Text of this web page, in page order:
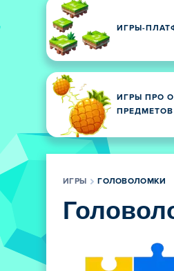
ИГРЫ-
ИГРЫ ПРО
ПРЕДМЕТОВ
ИГРЫ ГОЛОВОЛОМКИ